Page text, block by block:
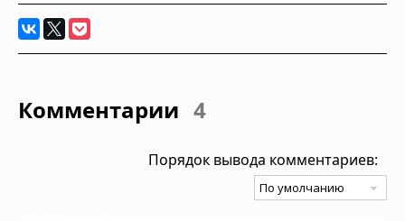
Комментарии 4
Порядок вывода комментариев: